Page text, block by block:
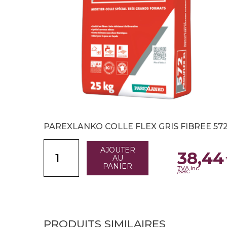
PAREXLANKO COLLE FLEX GRIS FIBREE
AJOUTER
AU
PANIER
38,44
TVA inc.
/sac
PRODUITS SIMILAIRES